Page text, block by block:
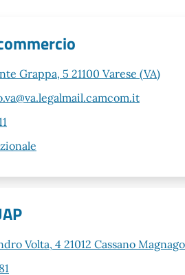
Grappa, 5 21100 Varese (VA)
Volta, 4 21012 Cassano